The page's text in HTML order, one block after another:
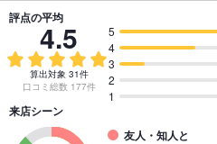
評点の平均
4.5
算出対象 31件
口コミ総数 177件
5
4
3
2
1
来店シーン
友人・知人と